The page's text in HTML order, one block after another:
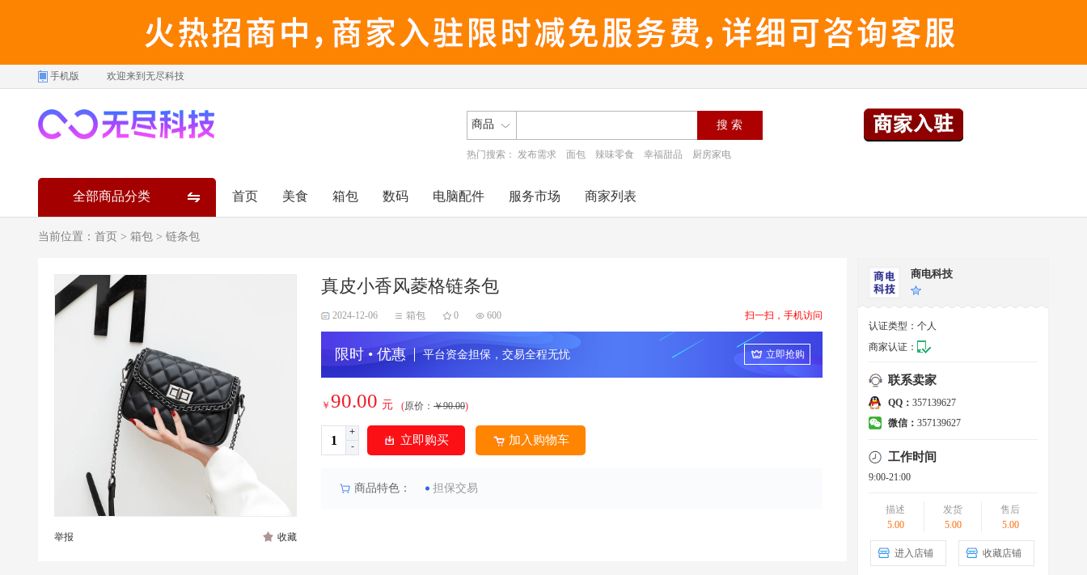
手机版 欢迎来到无尽科技
商品
热门搜索： 发布需求 面包 辣味零食 幸福甜品 厨房家电
全部商品分类 首页 美食 箱包 数码 电脑配件 服务市场 商家列表
当前位置： 首页 > 箱包 > 链条包
举报 收藏
真皮小香风菱格链条包
2024-12-06 箱包 0 600 扫一扫，手机访问
限时 • 优惠 平台资金担保，交易全程无忧 立即抢购
￥ 90.00 元 (原价： ￥90.00)
+
-
立即购买 加入购物车
商品特色： 担保交易
商电科技
认证类型： 个人
商家认证：
联系卖家
QQ： 357139627
微信： 357139627
工作时间
9:00-21:00
描述
5.00
发货
5.00
售后
5.00
进入店铺 收藏店铺